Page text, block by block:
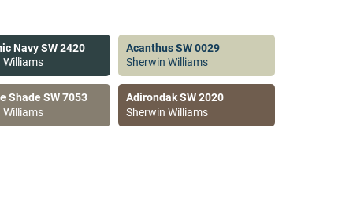
Navy SW 2420
Williams
Acanthus SW 0029
Sherwin Williams
Shade SW 7053
Williams
Adirondak SW 2020
Sherwin Williams